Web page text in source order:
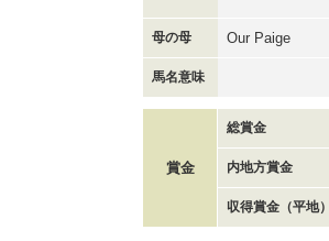
母の母 Our Paige
馬名意味
賞金
総賞金
内地方賞金
収得賞金（平地）